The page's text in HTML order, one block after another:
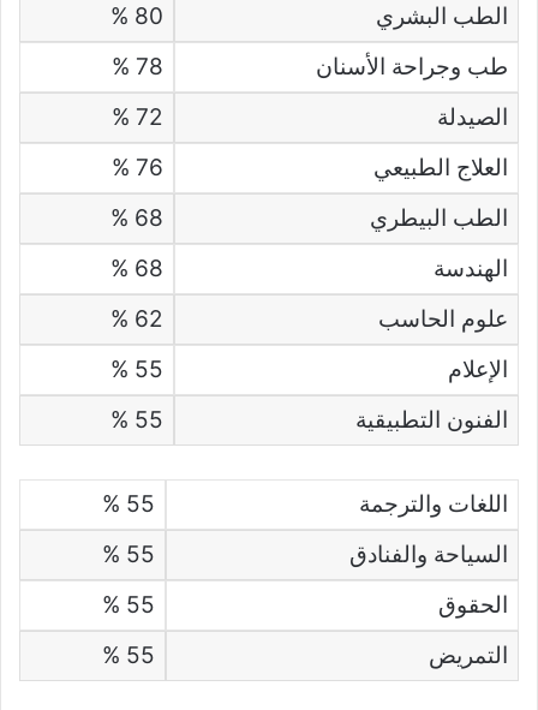
الطب البشري
80 %
طب وجراحة الأسنان
78 %
الصيدلة
72 %
العلاج الطبيعي
76 %
الطب البيطري
68 %
الهندسة
68 %
علوم الحاسب
62 %
الإعلام
55 %
الفنون التطبيقية
55 %
اللغات والترجمة
55 %
السياحة والفنادق
55 %
الحقوق
55 %
التمريض
55 %